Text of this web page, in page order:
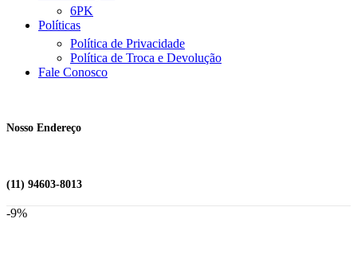
6PK
Políticas
Política de Privacidade
Política de Troca e Devolução
Fale Conosco
Nosso Endereço
(11) 94603-8013
-9%